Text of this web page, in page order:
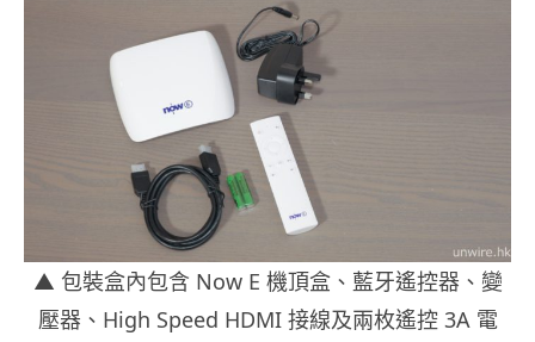
▲ 包裝盒內包含 Now E 機頂盒、藍牙遙控器、變
壓器、High Speed HDMI 接線及兩枚遙控 3A 電